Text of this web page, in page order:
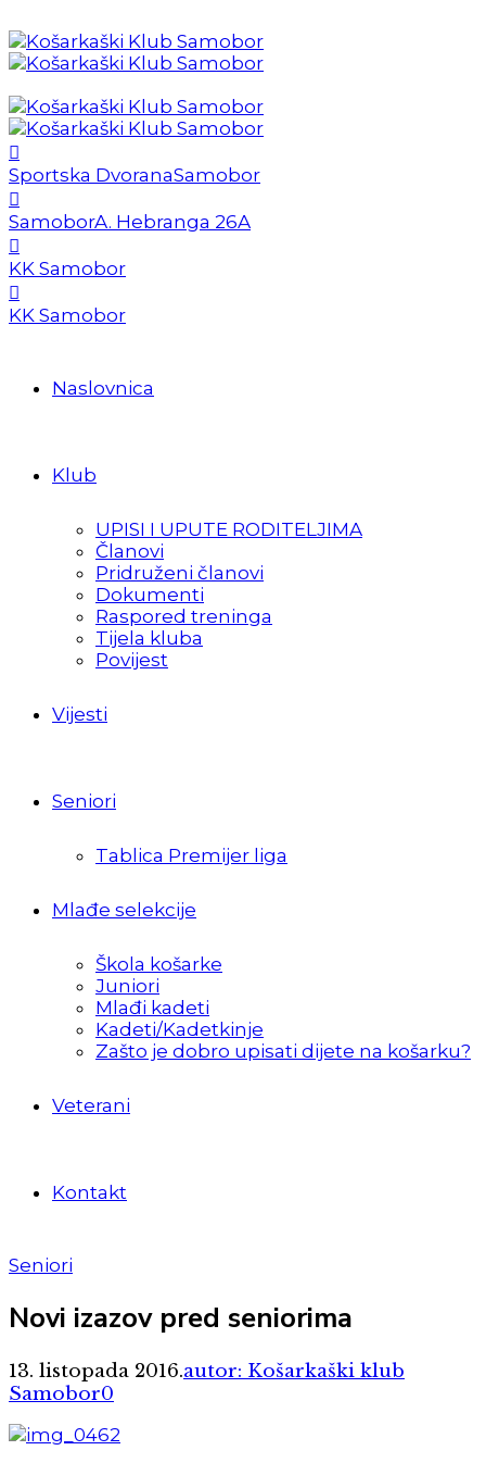
Sportska DvoranaSamobor
SamoborA. Hebranga 26A
KK Samobor
KK Samobor
Naslovnica
Klub
UPISI I UPUTE RODITELJIMA
Članovi
Pridruženi članovi
Dokumenti
Raspored treninga
Tijela kluba
Povijest
Vijesti
Seniori
Tablica Premijer liga
Mlađe selekcije
Škola košarke
Juniori
Mlađi kadeti
Kadeti/Kadetkinje
Zašto je dobro upisati dijete na košarku?
Veterani
Kontakt
Seniori
Novi izazov pred seniorima
13. listopada 2016.autor: Košarkaški klub
Samobor0